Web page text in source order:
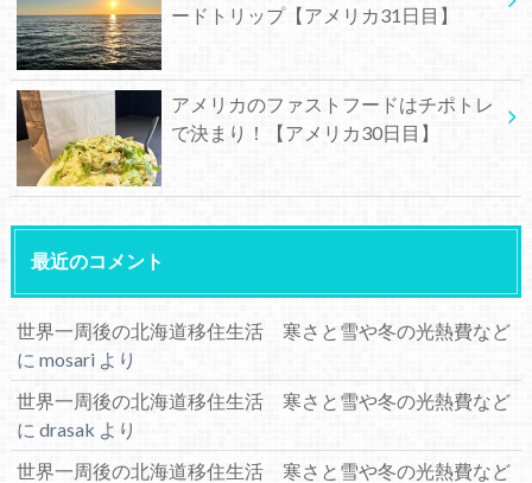
ードトリップ【アメリカ31日目】
アメリカのファストフードはチポトレ
で決まり！【アメリカ30日目】
最近のコメント
世界一周後の北海道移住生活 寒さと雪や冬の光熱費など
に mosariより
世界一周後の北海道移住生活 寒さと雪や冬の光熱費など
に drasak より
世界一周後の北海道移住生活 寒さと雪や冬の光熱費など